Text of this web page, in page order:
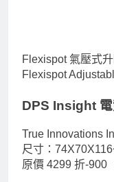
Flexispot 氣壓式
Flexispot
DPS Insight
True Innovations
尺寸：
原價 4299 折-900